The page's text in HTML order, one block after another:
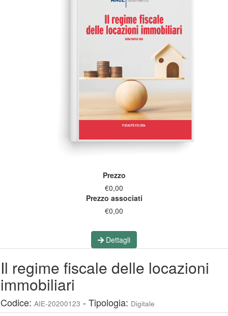
Prezzo
€0,00
Prezzo associati
€0,00
Dettagli
Il regime fiscale delle locazioni
immobiliari
Codice: AIE-20200123 - Tipologia: Digitale